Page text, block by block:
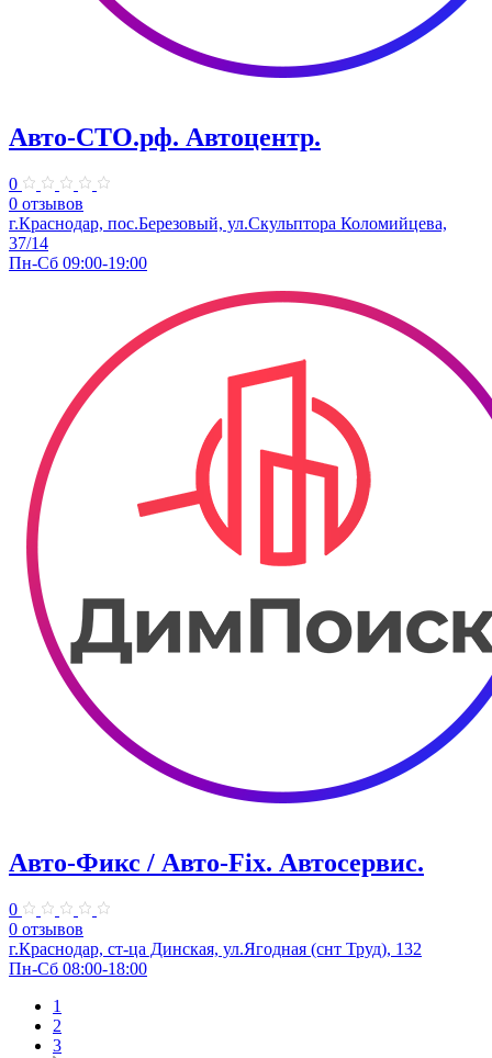
Авто-СТО.рф. Автоцентр.
0
0 отзывов
г.Краснодар, пос.Березовый, ул.Скульптора Коломийцева,
37/14
Пн-Сб 09:00-19:00
Авто-Фикс / Авто-Fix. Автосервис.
0
0 отзывов
г.Краснодар, ст-ца Динская, ул.Ягодная (снт Труд), 132
Пн-Сб 08:00-18:00
1
2
3